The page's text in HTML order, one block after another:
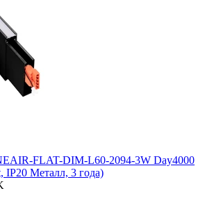
FLAT-DIM-L60-2094-3W Day4000
IP20 Металл, 3 года)